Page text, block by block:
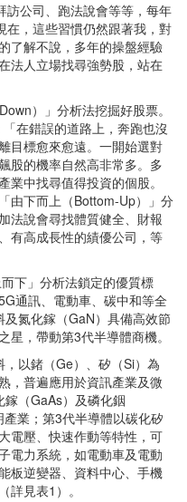
訪公司、跑法說會等等，每年
在，這些習慣仍然跟著我，對
了解不說，多年的操盤經驗
法人立場找尋強勢股，站在
）」分析法挖掘好股票。
在錯誤的道路上，奔跑也沒
目標愈來愈遠。一開始選對
股的機率自然高非常多。多
中找尋值得投資的個股。
由下而上（Bottom-Up）」分
法說會尋找體質健全、財報
有高成長性的績優公司，等
下」分析法鎖定的優質標
通訊、電動車、碳中和等全
氮化鎵（GaN）具備高效節
，帶動第3代半導體商機。
以鍺（Ge）、矽（Si）為
，普遍應用於資訊產業及微
（GaAs）及磷化銦
產業；第3代半導體以碳化矽
電壓、快速作動等特性，可
電力系統，如電動車及電動
板逆變器、資料中心、手機
詳見表1）。